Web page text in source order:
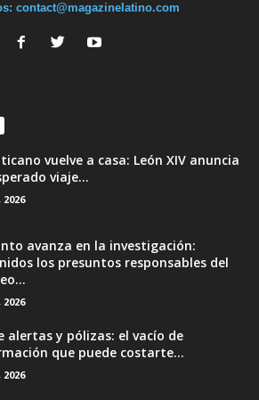
contact@magazinelatino.com
vuelve a casa: León XIV anuncia
viaje...
2026
avanza en la investigación:
los presuntos responsables del
2026
alertas y pólizas: el vacío de
que puede costarte...
2026